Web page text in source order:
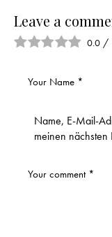
Leave a
0.0 /
Name, E-Mail-
meinen nächsten